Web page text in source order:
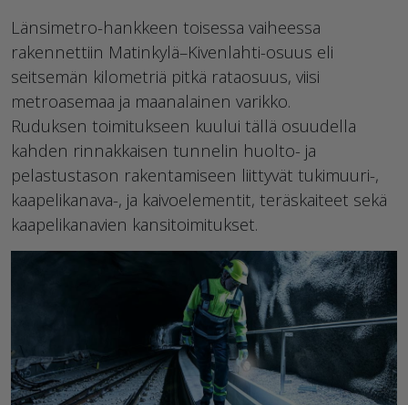
Länsimetro-hankkeen toisessa vaiheessa
rakennettiin Matinkylä–Kivenlahti-osuus eli
seitsemän kilometriä pitkä rataosuus, viisi
metroasemaa ja maanalainen varikko.
Ruduksen toimitukseen kuului tällä osuudella
kahden rinnakkaisen tunnelin huolto- ja
pelastustason rakentamiseen liittyvät tukimuuri-,
kaapelikanava-, ja kaivoelementit, teräskaiteet sekä
kaapelikanavien kansitoimitukset.